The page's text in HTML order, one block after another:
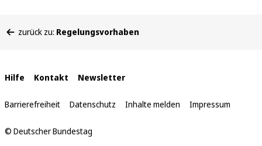
befinden
zurück zu: Regelungsvorhaben
Interne
Links
Hilfe Kontakt Newsletter
Barrierefreiheit Datenschutz Inhalte melden Impressum
© Deutscher Bundestag